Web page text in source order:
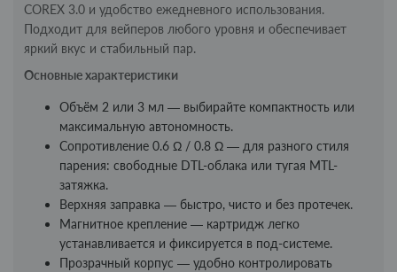
COREX 3.0 и удобство ежедневного использования.
Подходит для вейперов любого уровня и обеспечивает
яркий вкус и стабильный пар.
Основные характеристики
Объём 2 или 3 мл — выбирайте компактность или
максимальную автономность.
Сопротивление 0.6 Ω / 0.8 Ω — для разного стиля
парения: свободные DTL-облака или тугая MTL-
затяжка.
Верхняя заправка — быстро, чисто и без протечек.
Магнитное крепление — картридж легко
устанавливается и фиксируется в под-системе.
Прозрачный корпус — удобно контролировать